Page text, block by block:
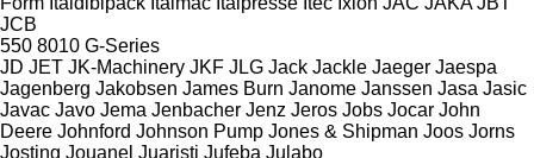
JCB
550 8010 G-Series
JD JET JK-Machinery JKF JLG Jack Jackle Jaeger Jaespa
Jagenberg Jakobsen James Burn Janome Janssen Jasa Jasic
Javac Javo Jema Jenbacher Jenz Jeros Jobs Jocar John
Deere Johnford Johnson Pump Jones & Shipman Joos Jorns
Josting Jouanel Juaristi Jufeba Julabo